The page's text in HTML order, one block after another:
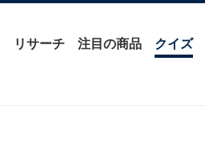
リサーチ 注目の商品 クイズ